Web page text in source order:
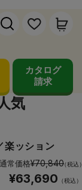
カタログ
請求
気
楽ッション
通常価格¥70,840（税込
¥63,690 （税込）